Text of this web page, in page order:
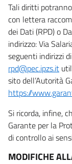
Tali diritti
con lettera
dei Dati (RPD) o
indirizzo: Via
seguenti indirizzi
rpd@pec.ipzs.it
sito dell’Autorità
https://
Si ricorda, infine,
Garante per la
di controllo ai
MODIFICHE